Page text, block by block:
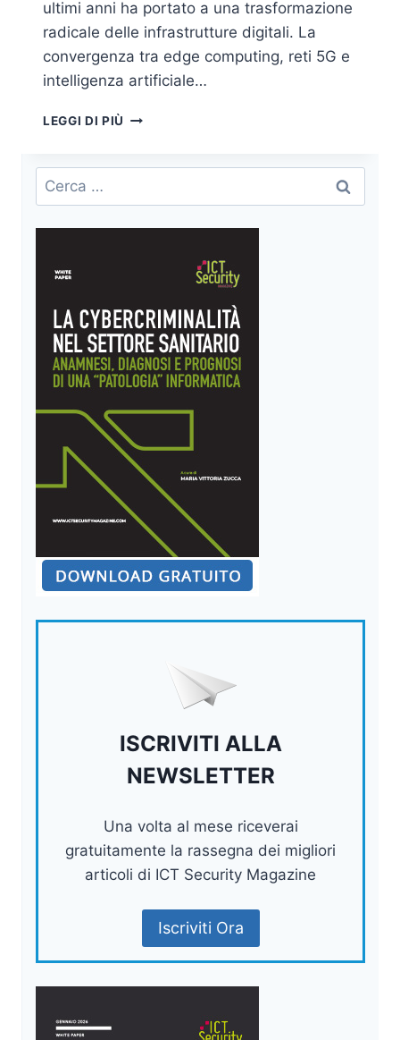
ultimi anni ha portato a una trasformazione
radicale delle infrastrutture digitali. La
convergenza tra edge computing, reti 5G e
intelligenza artificiale…
LEGGI DI PIÙ SECURING
THE
CYBERSECURITY
E
EDGE-
TO-
CLOUD
NELL’ERA
Ricerca
per:
ISCRIVITI ALLA
NEWSLETTER
Una volta al mese riceverai
gratuitamente la rassegna dei migliori
articoli di ICT Security Magazine
Iscriviti Ora